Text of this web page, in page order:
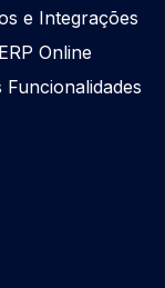
e Integrações
Online
Funcionalidades